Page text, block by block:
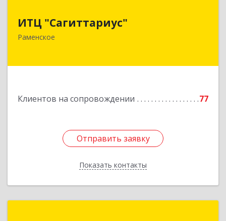
ИТЦ "Сагиттариус"
Раменское
Клиентов на сопровождении 77
Отправить заявку
Показать контакты
140103, Московская обл, Раменское г,
Приборостроителей ул, дом № 16А, кв.16
Подробнее
Отправить заявку
Назад